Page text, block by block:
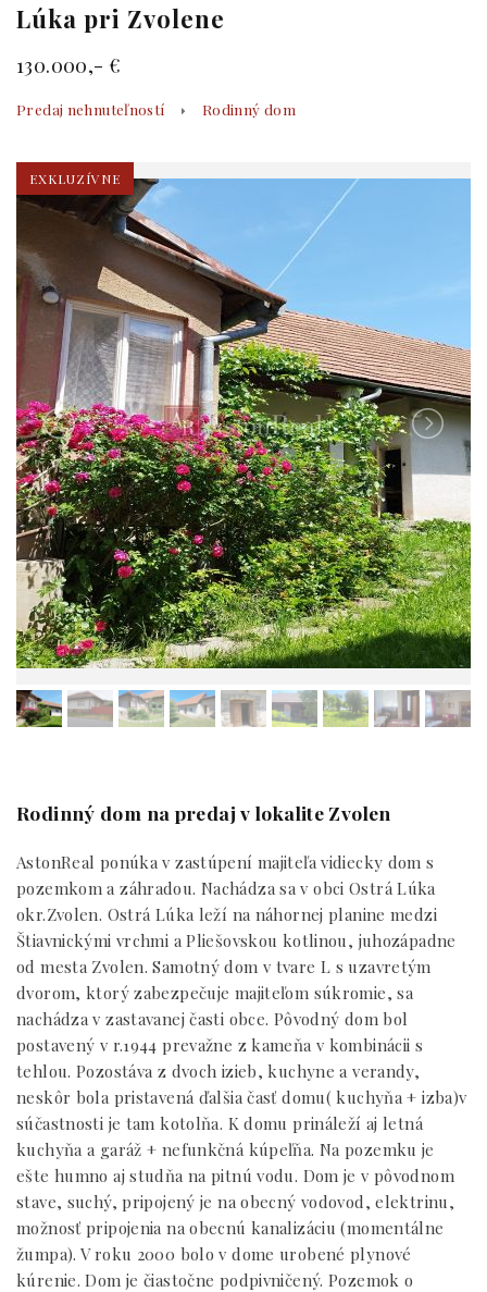
Lúka pri Zvolene
130.000,- €
Predaj nehnuteľností Rodinný dom
EXKLUZÍVNE
Rodinný dom na predaj v lokalite Zvolen
AstonReal ponúka v zastúpení majiteľa vidiecky dom s
pozemkom a záhradou. Nachádza sa v obci Ostrá Lúka
okr.Zvolen. Ostrá Lúka leží na náhornej planine medzi
Štiavnickými vrchmi a Pliešovskou kotlinou, juhozápadne
od mesta Zvolen. Samotný dom v tvare L s uzavretým
dvorom, ktorý zabezpečuje majiteľom súkromie, sa
nachádza v zastavanej časti obce. Pôvodný dom bol
postavený v r.1944 prevažne z kameňa v kombinácii s
tehlou. Pozostáva z dvoch izieb, kuchyne a verandy,
neskôr bola pristavená ďalšia časť domu( kuchyňa + izba)v
súčastnosti je tam kotolňa. K domu prináleží aj letná
kuchyňa a garáž + nefunkčná kúpeľňa. Na pozemku je
ešte humno aj studňa na pitnú vodu. Dom je v pôvodnom
stave, suchý, pripojený je na obecný vodovod, elektrinu,
možnosť pripojenia na obecnú kanalizáciu (momentálne
žumpa). V roku 2000 bolo v dome urobené plynové
kúrenie. Dom je čiastočne podpivničený. Pozemok o